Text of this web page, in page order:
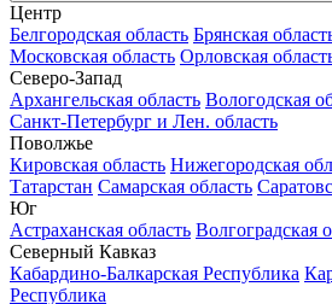
Центр
Белгородская область Брянская
Московская область Орловская
Северо-Запад
Архангельская область Вологодская
Санкт-Петербург и Лен. область
Поволжье
Кировская область Нижегородская
Татарстан Самарская область
Юг
Астраханская область Волгоградская
Северный Кавказ
Кабардино-Балкарская Республика
Республика